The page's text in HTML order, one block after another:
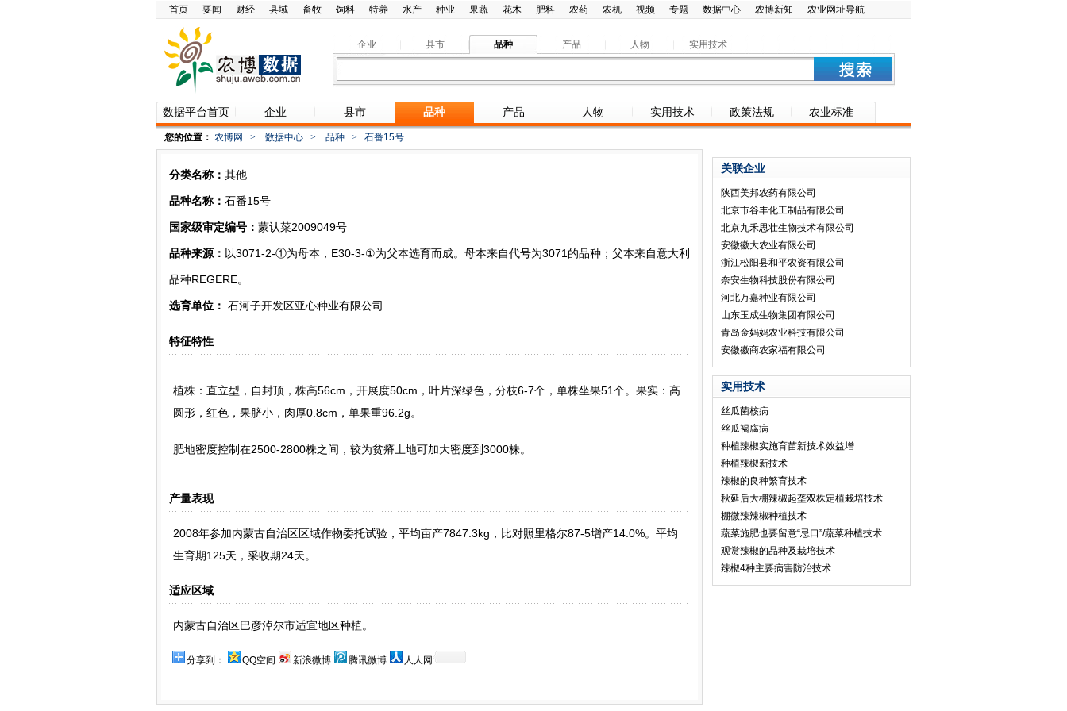
首页 要闻 财经 县域 畜牧 饲料 特养 水产 种业 果蔬 花木 肥料 农药 农机 视频 专题 数据中心 农博新知 农业网址导航
企业 县市 品种 产品 人物 实用技术
数据平台首页 企业 县市 品种 产品 人物 实用技术 政策法规 农业标准
您的位置： 农博网 > 数据中心 > 品种 > 石番15号
分类名称： 其他
品种名称： 石番15号
国家级审定编号： 蒙认菜2009049号
品种来源： 以3071-2-①为母本，E30-3-①为父本选育而成。母本来自代号为3071的品种；父本来自意大利
品种REGERE。
选育单位： 石河子开发区亚心种业有限公司
特征特性
植株：直立型，自封顶，株高56cm，开展度50cm，叶片深绿色，分枝6-7个，单株坐果51个。果实：高
圆形，红色，果脐小，肉厚0.8cm，单果重96.2g。
肥地密度控制在2500-2800株之间，较为贫瘠土地可加大密度到3000株。
产量表现
2008年参加内蒙古自治区区域作物委托试验，平均亩产7847.3kg，比对照里格尔87-5增产14.0%。平均
生育期125天，采收期24天。
适应区域
内蒙古自治区巴彦淖尔市适宜地区种植。
分享到： QQ空间 新浪微博 腾讯微博 人人网
关联企业
陕西美邦农药有限公司
北京市谷丰化工制品有限公司
北京九禾思壮生物技术有限公司
安徽徽大农业有限公司
浙江松阳县和平农资有限公司
奈安生物科技股份有限公司
河北万嘉种业有限公司
山东玉成生物集团有限公司
青岛金妈妈农业科技有限公司
安徽徽商农家福有限公司
实用技术
丝瓜菌核病
丝瓜褐腐病
种植辣椒实施育苗新技术效益增
种植辣椒新技术
辣椒的良种繁育技术
秋延后大棚辣椒起垄双株定植栽培技术
棚微辣辣椒种植技术
蔬菜施肥也要留意“忌口”/蔬菜种植技术
观赏辣椒的品种及栽培技术
辣椒4种主要病害防治技术